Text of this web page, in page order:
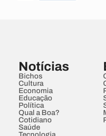
Notícias
Bichos
Cultura
Economia
Educação
Política
Qual a Boa?
Cotidiano
Saúde